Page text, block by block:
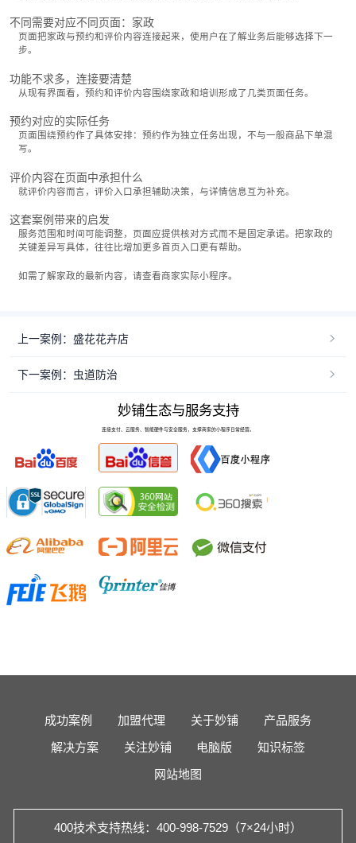
不同需要对应不同页面：家政
页面把家政与预约和评价内容连接起来，使用户在了解业务后能够选择下一
步。
功能不求多，连接要清楚
从现有界面看，预约和评价内容围绕家政和培训形成了几类页面任务。
预约对应的实际任务
页面围绕预约作了具体安排：预约作为独立任务出现，不与一般商品下单混
写。
评价内容在页面中承担什么
就评价内容而言，评价入口承担辅助决策，与详情信息互为补充。
这套案例带来的启发
服务范围和时间可能调整，页面应提供核对方式而不是固定承诺。把家政的
关键差异写具体，往往比增加更多首页入口更有帮助。
如需了解家政的最新内容，请查看商家实际小程序。
上一案例：盛花花卉店
下一案例：虫道防治
妙铺生态与服务支持
连接支付、云服务、智能硬件与安全服务，支撑商家的小程序日常经营。
成功案例 加盟代理 关于妙铺
产品服务
解决方案
关注妙铺 电脑版
知识标签
网站地图
400技术支持热线：400-998-7529（7×24小时）